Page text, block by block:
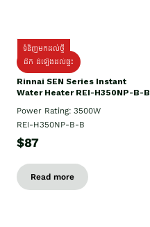
ទំនិញមកដល់ថ្មី
ដឹក ដំឡើងដល់ផ្ទះ
Rinnai SEN Series Instant
Water Heater REI-H350NP-B-B
Power Rating: 3500W
REI-H350NP-B-B
$87
Read more